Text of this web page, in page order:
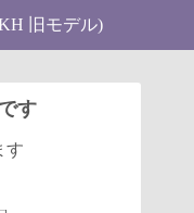
旧モデル)
す
す